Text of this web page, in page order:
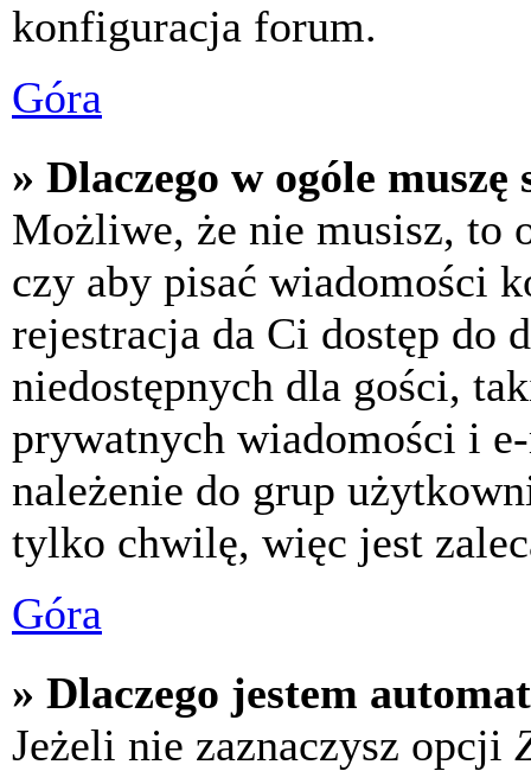
konfiguracja forum.
Góra
» Dlaczego w ogóle
Możliwe, że nie musisz, to
czy aby pisać wiadomości
rejestracja da Ci dostęp do
niedostępnych dla gości,
prywatnych wiadomości i
należenie do grup
tylko chwilę, więc jest
Góra
» Dlaczego jestem
Jeżeli nie zaznaczysz opcji